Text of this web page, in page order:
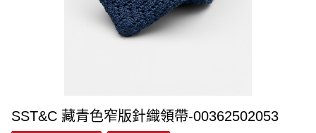
SST&C 藏青色窄版針織領帶-00362502053